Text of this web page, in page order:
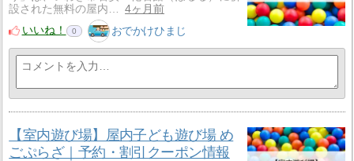
設された無料の屋内…
4ヶ月前
いいね！
0 おでかけひまじ
【室内遊び場】屋内子ども遊び場 め
ごぷらざ｜予約・割引クーポン情報